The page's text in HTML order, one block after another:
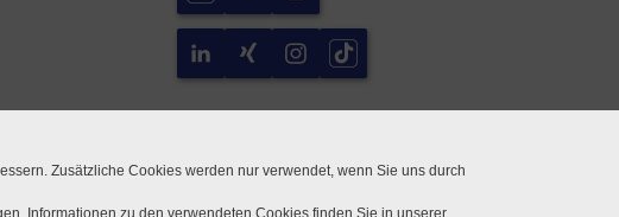
Zusätzliche Cookies werden nur verwendet, wenn Sie uns durch
Informationen zu den verwendeten Cookies finden Sie in unserer